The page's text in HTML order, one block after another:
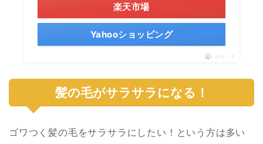
楽天市場
Yahooショッピング
ポチップ
髪の毛がサラサラになる！
ゴワつく髪の毛をサラサラにしたい！という方は多い